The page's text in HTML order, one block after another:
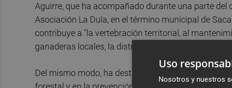
Aguirre, que ha acompañado durante una parte
Asociación La Dula, en el término municipal de
contribuye a "la vertebración territorial, al
ganaderas locales, la distribución geográfica y el
Del mismo modo, ha destacado otro efecto
Uso
Nosotros y nuestros